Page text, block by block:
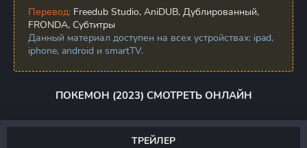
Перевод: Freedub Studio, AniDUB, Дублированный,
FRONDA, Субтитры
Данный материал доступен на всех устройствах: ipad,
iphone, android и smartTV.
ПОКЕМОН (2023) СМОТРЕТЬ ОНЛАЙН
ТРЕЙЛЕР